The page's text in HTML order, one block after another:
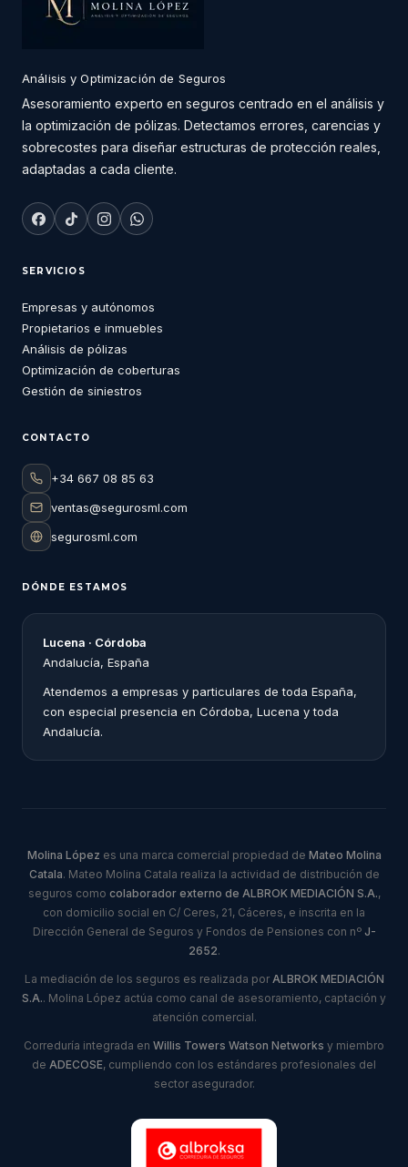
Análisis y Optimización de Seguros
Asesoramiento experto en seguros centrado en el análisis y
la optimización de pólizas. Detectamos errores, carencias y
sobrecostes para diseñar estructuras de protección reales,
adaptadas a cada cliente.
SERVICIOS
Empresas y autónomos
Propietarios e inmuebles
Análisis de pólizas
Optimización de coberturas
Gestión de siniestros
CONTACTO
+34 667 08 85 63
ventas@segurosml.com
segurosml.com
DÓNDE ESTAMOS
Lucena · Córdoba
Andalucía, España
Atendemos a empresas y particulares de toda España,
con especial presencia en Córdoba, Lucena y toda
Andalucía.
Molina López es una marca comercial propiedad de Mateo Molina
Catala. Mateo Molina Catala realiza la actividad de distribución de
seguros como colaborador externo de ALBROK MEDIACIÓN S.A.,
con domicilio social en C/ Ceres, 21, Cáceres, e inscrita en la
Dirección General de Seguros y Fondos de Pensiones con nº J-
2652.
La mediación de los seguros es realizada por ALBROK MEDIACIÓN
S.A.. Molina López actúa como canal de asesoramiento, captación y
atención comercial.
Correduría integrada en Willis Towers Watson Networks y miembro
de ADECOSE, cumpliendo con los estándares profesionales del
sector asegurador.